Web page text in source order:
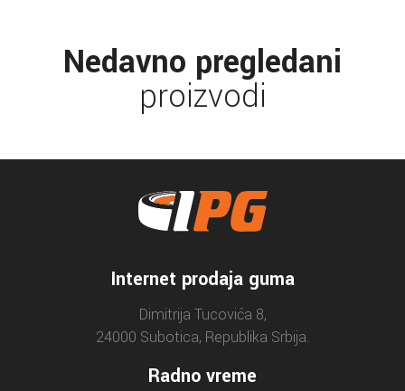
Nedavno pregledani
proizvodi
Internet prodaja guma
Dimitrija Tucovića 8,
24000 Subotica, Republika Srbija.
Radno vreme